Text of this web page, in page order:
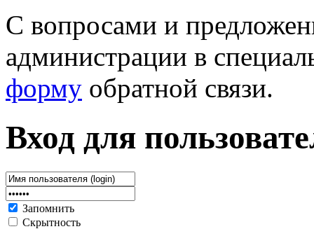
С вопросами и
администрации в
форму обратной связи.
Вход для
Запомнить
Скрытность